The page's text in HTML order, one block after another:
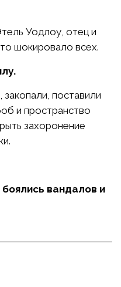
Уодлоу, отец и
шокировало всех.
поставили
и пространство
захоронение
боялись вандалов и